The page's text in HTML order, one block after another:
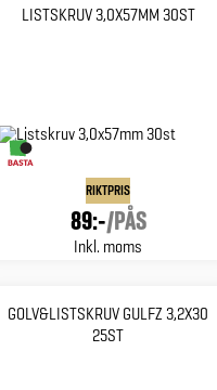
LISTSKRUV 3,0X57MM 30ST
RIKTPRIS
89:-/PÅS
Inkl. moms
GOLV&LISTSKRUV GULFZ 3,2X30
25ST